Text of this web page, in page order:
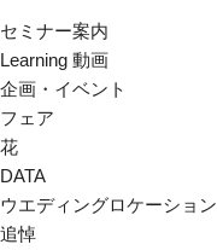
セミナー案内
Learning 動画
企画・イベント
フェア
花
DATA
ウエディングロケーション
追悼